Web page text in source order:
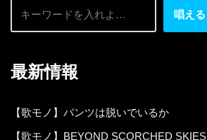
唱える
最新情報
【歌モノ】パンツは脱いでいるか
【歌モノ】BEYOND SCORCHED SKIES